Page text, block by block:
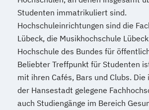
Studenten immatrikuliert sind.
Hochschuleinrichtungen sind die
Lübeck, die Musikhochschule
Hochschule des Bundes für
Beliebter Treffpunkt für Studenten
mit ihren Cafés, Bars und Clubs. Die
der Hansestadt gelegene
auch Studiengänge im Bereich